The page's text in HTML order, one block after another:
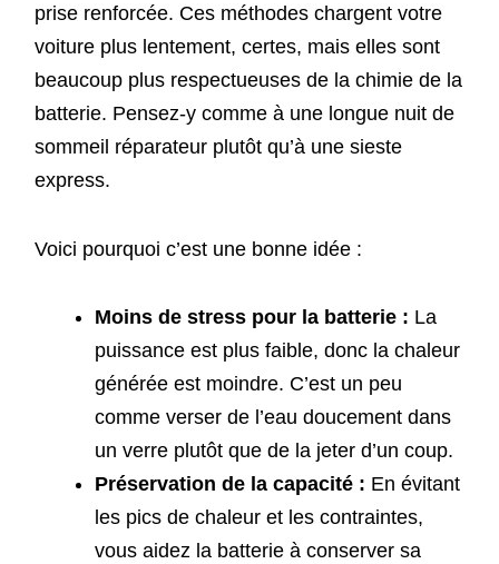
prise renforcée. Ces méthodes chargent votre
voiture plus lentement, certes, mais elles sont
beaucoup plus respectueuses de la chimie de la
batterie. Pensez-y comme à une longue nuit de
sommeil réparateur plutôt qu’à une sieste
express.
Voici pourquoi c’est une bonne idée :
Moins de stress pour la batterie : La
puissance est plus faible, donc la chaleur
générée est moindre. C’est un peu
comme verser de l’eau doucement dans
un verre plutôt que de la jeter d’un coup.
Préservation de la capacité : En évitant
les pics de chaleur et les contraintes,
vous aidez la batterie à conserver sa